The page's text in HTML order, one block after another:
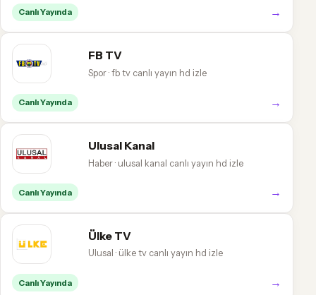
Canlı Yayında →
FB TV
Spor · fb tv canlı yayın hd izle
Canlı Yayında →
Ulusal Kanal
Haber · ulusal kanal canlı yayın hd izle
Canlı Yayında →
Ülke TV
Ulusal · ülke tv canlı yayın hd izle
Canlı Yayında →